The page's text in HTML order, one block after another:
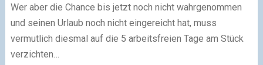
Wer aber die Chance bis jetzt noch nicht wahrgenommen
und seinen Urlaub noch nicht eingereicht hat, muss
vermutlich diesmal auf die 5 arbeitsfreien Tage am Stück
verzichten…